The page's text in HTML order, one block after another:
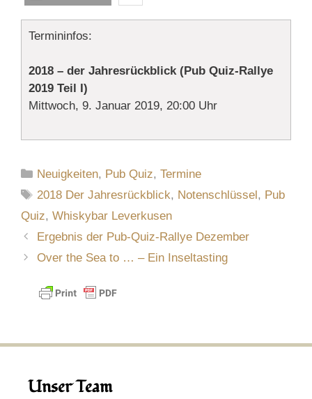
Termininfos:
2018 – der Jahresrückblick (Pub Quiz-Rallye
2019 Teil I)
Mittwoch, 9. Januar 2019, 20:00 Uhr
Kategorien
Neuigkeiten, Pub Quiz,Termine
Schlagwörter
2018 Der Jahresrückblick, Notenschlüssel, Pub
Quiz, Whiskybar Leverkusen
Ergebnis der Pub-Quiz-Rallye Dezember
Over the Sea to … – Ein Inseltasting
Unser Team